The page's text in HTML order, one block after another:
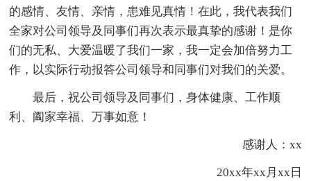
的感情、友情、亲情，患难见真情！在此，我代表我们
全家对公司领导及同事们再次表示最真挚的感谢！是你
们的无私、大爱温暖了我们一家，我一定会加倍努力工
作，以实际行动报答公司领导和同事们对我们的关爱。
最后，祝公司领导及同事们，身体健康、工作顺
利、阖家幸福、万事如意！
感谢人：xx
20xx年xx月xx日